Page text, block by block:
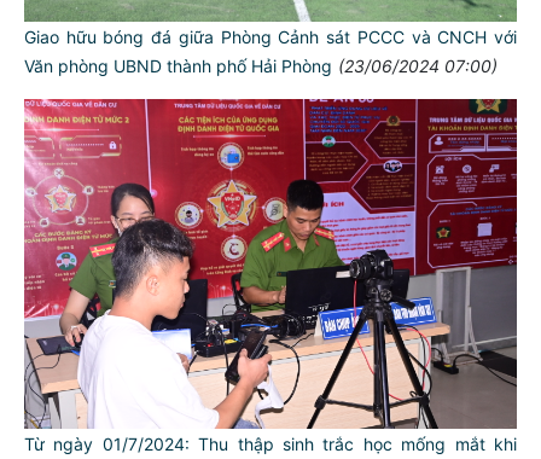
Giao hữu bóng đá giữa Phòng Cảnh sát PCCC và CNCH với
Văn phòng UBND thành phố Hải Phòng (23/06/2024 07:00)
Từ ngày 01/7/2024: Thu thập sinh trắc học mống mắt khi